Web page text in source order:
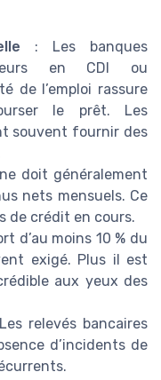
: Les banques
en CDI ou
de l’emploi rassure
le prêt. Les
souvent fournir des
doit généralement
nets mensuels. Ce
de crédit en cours.
d’au moins 10 % du
exigé. Plus il est
aux yeux des
relevés bancaires
d’incidents de